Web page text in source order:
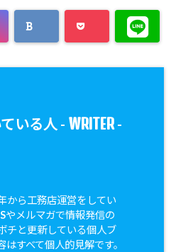
いる人 - WRITER-
から工務店運営をしてい
やメルマガで情報発信の
チと更新している個人ブ
はすべて個人的見解です。